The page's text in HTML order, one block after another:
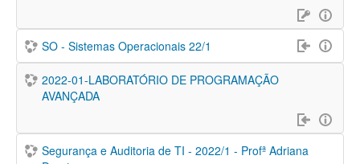
SO - Sistemas Operacionais 22/1
2022-01-LABORATÓRIO DE PROGRAMAÇÃO
AVANÇADA
Segurança e Auditoria de TI - 2022/1 - Profª Adriana